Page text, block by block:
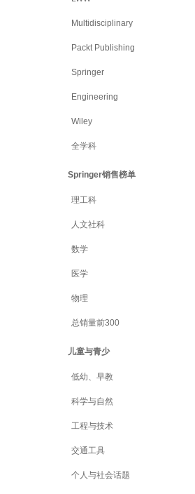
Multidisciplinary
Packt Publishing
Springer
Engineering
Wiley
全学科
Springer销售榜单
理工科
人文社科
数学
医学
物理
总销量前300
儿童与青少
低幼、早教
科学与自然
工程与技术
交通工具
个人与社会话题